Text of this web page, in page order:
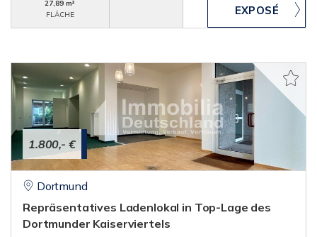
27,89 m²
FLÄCHE
1.800,- €
Dortmund
Repräsentatives Ladenlokal in Top-Lage des
Dortmunder Kaiserviertels